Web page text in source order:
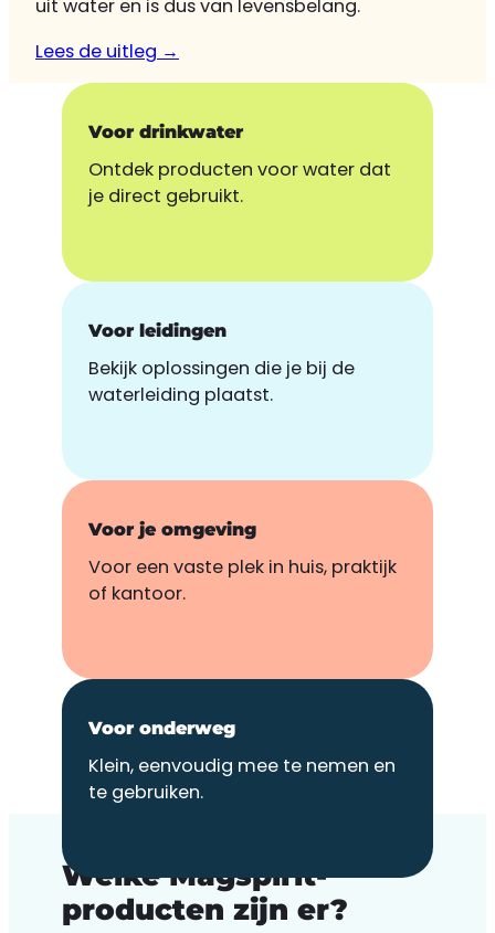
uit water en is dus van levensbelang.
Lees de uitleg →
Voor drinkwater
Ontdek producten voor water dat
je direct gebruikt.
Voor leidingen
Bekijk oplossingen die je bij de
waterleiding plaatst.
Voor je omgeving
Voor een vaste plek in huis, praktijk
of kantoor.
Voor onderweg
Klein, eenvoudig mee te nemen en
te gebruiken.
Welke Magspirit-
producten zijn er?